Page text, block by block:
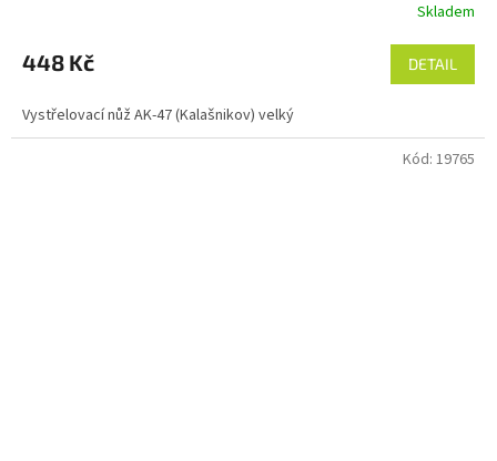
produktu
je
z
5
Skladem
448 Kč DETAIL
Vystřelovací nůž AK-47 (Kalašnikov) velký
Kód: 19765